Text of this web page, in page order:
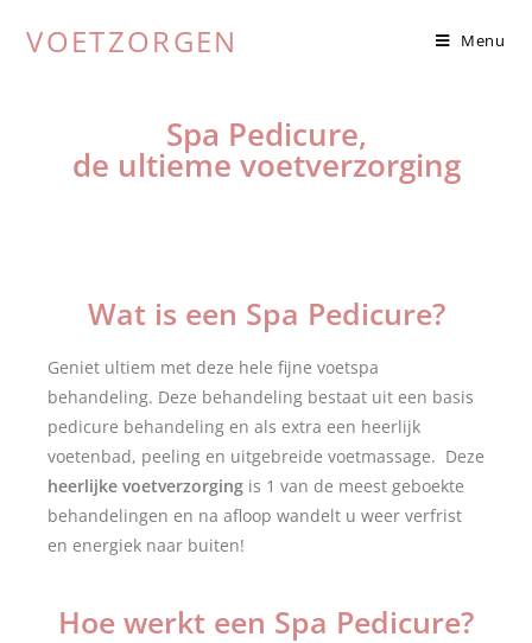
VOETZORGEN Menu
Spa Pedicure,
de ultieme voetverzorging
Wat is een Spa Pedicure?
Geniet ultiem met deze hele fijne voetspa
behandeling. Deze behandeling bestaat uit een basis
pedicure behandeling en als extra een heerlijk
voetenbad, peeling en uitgebreide voetmassage. Deze
heerlijke voetverzorging is 1 van de meest geboekte
behandelingen en na afloop wandelt u weer verfrist
en energiek naar buiten!
Hoe werkt een Spa Pedicure?